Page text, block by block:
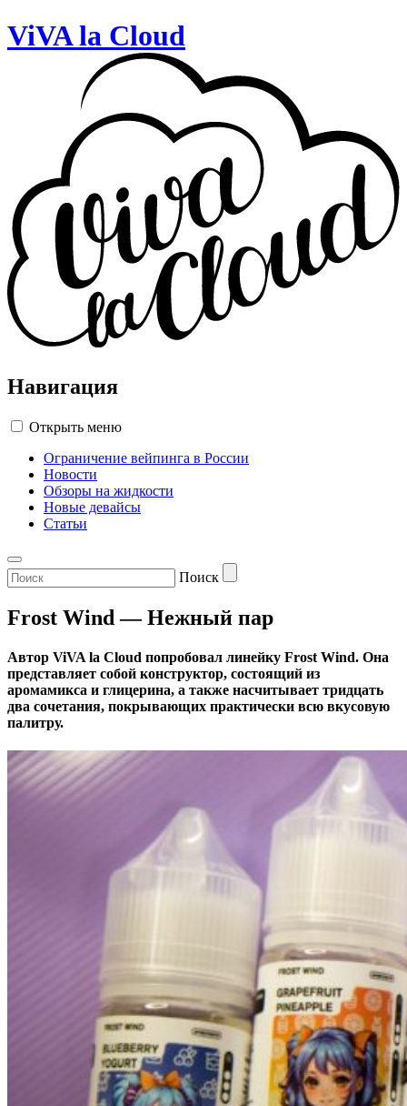
ViVA la Cloud
Навигация
Открыть меню
Ограничение вейпинга в России
Новости
Обзоры на жидкости
Новые девайсы
Статьи
Поиск
Frost Wind — Нежный пар
Автор ViVA la Cloud попробовал линейку Frost Wind. Она
представляет собой конструктор, состоящий из
аромамикса и глицерина, а также насчитывает тридцать
два сочетания, покрывающих практически всю вкусовую
палитру.